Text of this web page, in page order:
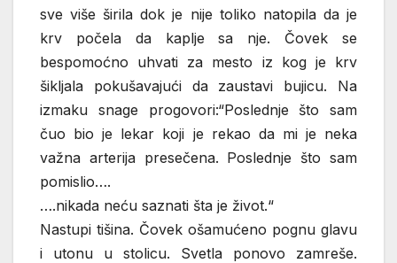
sve više širila dok je nije toliko natopila da je
krv počela da kaplje sa nje. Čovek se
bespomoćno uhvati za mesto iz kog je krv
šikljala pokušavajući da zaustavi bujicu. Na
izmaku snage progovori:“Poslednje što sam
čuo bio je lekar koji je rekao da mi je neka
važna arterija presečena. Poslednje što sam
pomislio….
….nikada neću saznati šta je život.“
Nastupi tišina. Čovek ošamućeno pognu glavu
i utonu u stolicu. Svetla ponovo zamreše.